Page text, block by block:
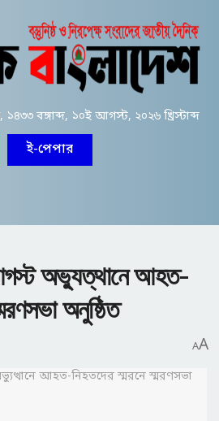
১৪৩৩ বঙ্গাব্দ, ১০ই আগস্ট, ২০২৬ খ্রিস্টাব্দ
ই-পেপার
অভ্যুত্থানে আহত-
অনুষ্ঠিত
AA